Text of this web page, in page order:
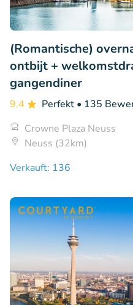
(Romantische)
ontbijt +
gangendiner
9.4 Perfekt • 135
Crowne Plaza Neuss
Neuss (32km)
Verkauft: 136